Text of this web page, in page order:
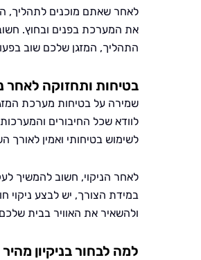
לאחר שאתם מוכנים לתהליך,
את המערכת בפנים ובחוץ.
התהליך, המזגן שלכם שוב
בטיחות ותחזוקה לאחר
שמירה על בטיחות מערכת
לוודא שכל החיבורים
לשימוש בטיחותי ואמין לאורך
לאחר הניקוי, חשוב להמשיך
במידת הצורך, יש לבצע ניקוי
ולהשאיר את האוויר בבית שלכם
למה לבחור בניקיון מהיר